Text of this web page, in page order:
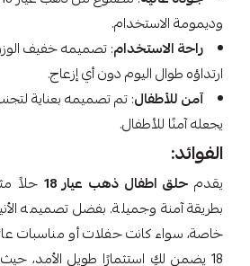
وديمومة الاستخدام.
راحة الاستخدام: تصميمه خفيف
ارتداؤه طوال اليوم دون أي إزعاج.
آمن للأطفال: تم تصميمه بعناية
يجعله آمنًا للأطفال.
الفوائد:
يقدم حلق اطفال ذهب عيار 18
حلاً
بطريقة آمنة وجميلة. بفضل تصميمه
خاصة، سواء كانت حفلات أو مناسبات
18 يضمن لكِ استثمارًا طويل الأمد،